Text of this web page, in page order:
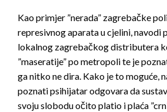
Kao primjer ”nerada” zagrebačke
represivnog aparata u cjelini, navodi
lokalnog zagrebačkog distributera
”maseratije” po metropoli te je
ga nitko ne dira. Kako je to moguće,
poznati psihijatar odgovara da
svoju slobodu očito platio i plaća